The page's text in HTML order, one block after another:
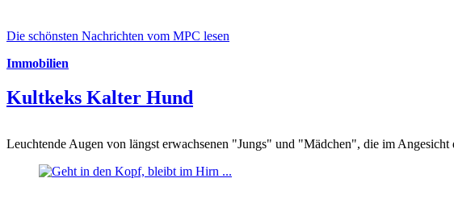
Die schönsten Nachrichten vom MPC lesen
Immobilien
Kultkeks Kalter Hund
Leuchtende Augen von längst erwachsenen "Jungs" und "Mädchen", die im